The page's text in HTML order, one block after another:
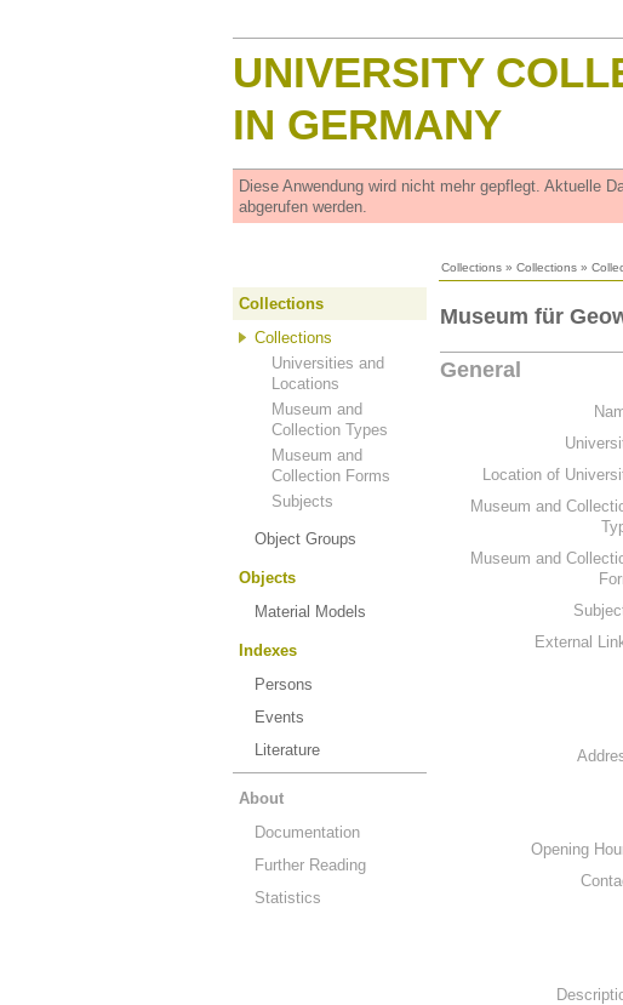
UNIVERSITY
IN GERMANY
Diese Anwendung wird nicht mehr gepflegt. Aktuelle
abgerufen werden.
Collections » Collections »
Collections
Collections
Universities and
Locations
Museum and
Collection Types
Museum and
Collection Forms
Subjects
Object Groups
Objects
Material Models
Indexes
Persons
Events
Literature
About
Documentation
Further Reading
Statistics
Museum für
General
Location of
Museum and
Museum and
External
Opening